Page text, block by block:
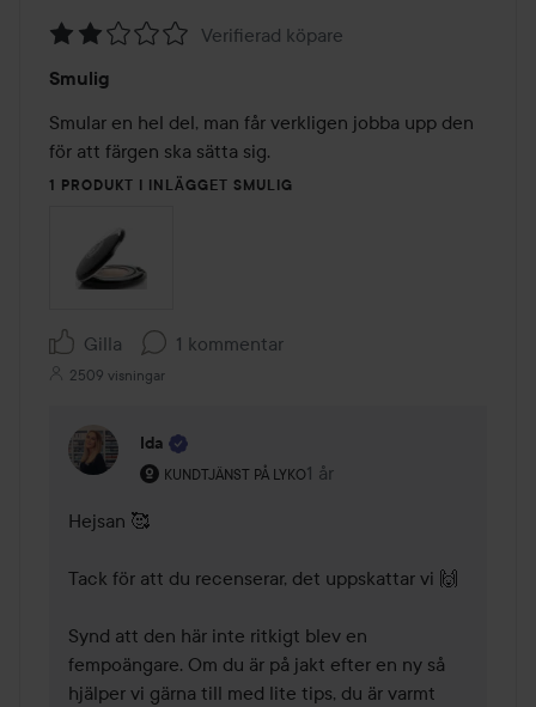
2
av
5
Verifierad köpare
Smulig
Smular en hel del, man får verkligen jobba upp den
för att färgen ska sätta sig.
1 PRODUKT I INLÄGGET SMULIG
Gilla 1 kommentar
2509 visningar
Ida
KUNDTJÄNST PÅ LYKO
Användarens roll: Kundtjänst på Lyko.
1 år
Kommentaren lades 1 år
Hejsan 🥰
Tack för att du recenserar, det uppskattar vi 🙌
Synd att den här inte ritkigt blev en
fempoängare. Om du är på jakt efter en ny så
hjälper vi gärna till med lite tips, du är varmt